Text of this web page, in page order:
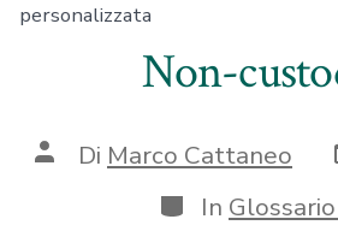
personalizzata
Non-
Autore
articolo
Di Marco Cattaneo
Categorie
In